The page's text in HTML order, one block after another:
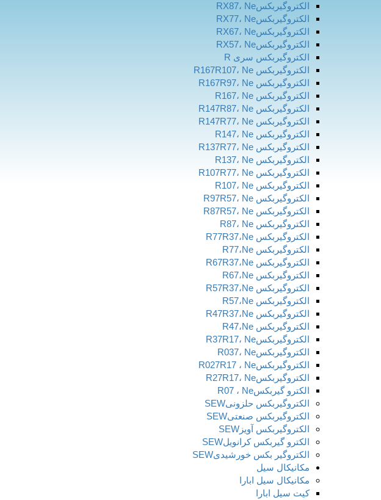
الکتروگیربکسRX87، Ne
الکتروگیربکسRX77، Ne
الکتروگیربکسRX67، Ne
الکتروگیربکسRX57، Ne
الکتروگیربکس سری R
الکتروگیربکس R167R107، Ne
الکتروگیربکس R167R97، Ne
الکتروگیربکس R167، Ne
الکتروگیربکس R147R87، Ne
الکتروگیربکس R147R77، Ne
الکتروگیربکس R147، Ne
الکتروگیربکس R137R77، Ne
الکتروگیربکس R137، Ne
الکتروگیربکس R107R77، Ne
الکتروگیربکس R107، Ne
الکتروگیربکس R97R57، Ne
الکتروگیربکس R87R57، Ne
الکتروگیربکس R87، Ne
الکتروگیربکس R77R37،Ne
الکتروگیربکس R77،Ne
الکتروگیربکس R67R37،Ne
الکتروگیربکس R67،Ne
الکتروگیربکس R57R37،Ne
الکتروگیربکس R57،Ne
الکتروگیربکس R47R37،Ne
الکتروگیربکس R47،Ne
الکتروگیربکسR37R17، Ne
الکتروگیربکسR037، Ne
الکتروگیربکسR027R17 ، Ne
الکتروگیربکسR27R17، Ne
الکترو گیربکسR07 ، Ne
الکتروگیربکس حلزونیSEW
الکتروگیربکس صنعتیSEW
الکتروگیربکس آویزSEW
الکترو گیربکس کرانویلSEW
الکتروگیر بکس خورشیدیSEW
مکانیکال سیل
مکانیکال سیل ابارا
کیت سیل ابارا